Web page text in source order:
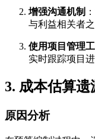
增强沟通机制
与利益相关者
使用项目管理
实时跟踪项目
3. 成本估算遗
原因分析